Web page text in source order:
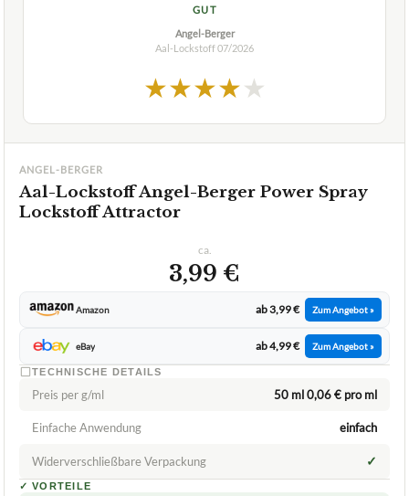
GUT
Angel-Berger
Aal-Lockstoff07/2026
★★★★★
ANGEL-BERGER
Aal-Lockstoff Angel-Berger Power Spray
Lockstoff Attractor
ca.
3,99 €
Amazon ab 3,99 € Zum Angebot »
eBay ab 4,99 € Zum Angebot »
TECHNISCHE DETAILS
Preis per g/ml 50 ml 0,06 € pro ml
Einfache Anwendung einfach
Widerverschließbare Verpackung ✓
✓ VORTEILE